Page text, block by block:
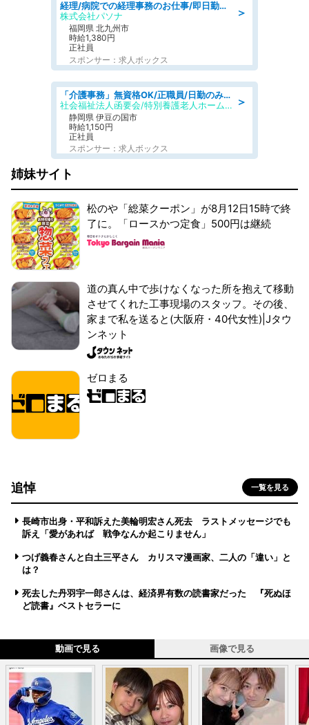
＞
経理/病院での経理事務のお仕事/即日勤務可/車通勤可/経理/一般事務
株式会社パソナ
福岡県 北九州市
時給1,380円
正社員
スポンサー：求人ボックス
＞
「介護事務」無資格OK/正職員/日勤のみ/特別養護老人ホーム
社会福祉法人函要会/特別養護老人ホーム 韮山・ぶなの森
静岡県 伊豆の国市
時給1,150円
正社員
スポンサー：求人ボックス
姉妹サイト
松のや「総菜クーポン」が8月12日15時で終
了に。「ロースかつ定食」500円は継続
道の真ん中で歩けなくなった所を抱えて移動
させてくれた工事現場のスタッフ。その後、
家まで私を送ると(大阪府・40代女性)|Jタウ
ンネット
ゼロまる
追悼 一覧を見る
長崎市出身・平和訴えた美輪明宏さん死去 ラストメッセージでも
訴え「愛があれば 戦争なんか起こりません」
つげ義春さんと白土三平さん カリスマ漫画家、二人の「違い」と
は？
死去した丹羽宇一郎さんは、経済界有数の読書家だった 『死ぬほ
ど読書』ベストセラーに
動画で見る 画像で見る